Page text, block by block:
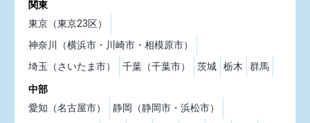
関東
東京（東京23区）
神奈川（横浜市・川崎市・相模原市）
埼玉（さいたま市）
千葉（千葉市） 茨城 栃木 群馬
中部
愛知（名古屋市）
静岡（静岡市・浜松市）